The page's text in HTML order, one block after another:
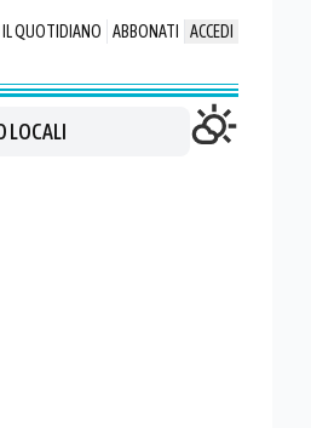
IL QUOTIDIANO ABBONATI ACCEDI
LOCALI